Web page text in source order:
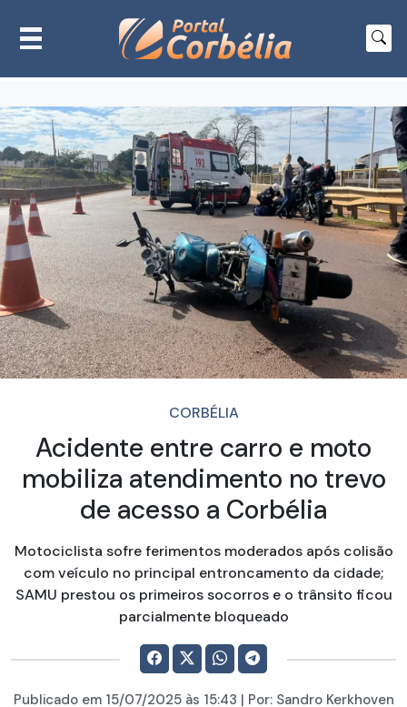
CORBÉLIA
Acidente entre carro e moto
mobiliza atendimento no trevo
de acesso a Corbélia
Motociclista sofre ferimentos moderados após colisão
com veículo no principal entroncamento da cidade;
SAMU prestou os primeiros socorros e o trânsito ficou
parcialmente bloqueado
Publicado em 15/07/2025às 15:43 | Por: Sandro Kerkhoven